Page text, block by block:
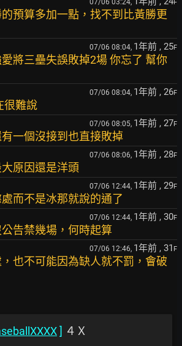
07/06 03:24, F
預算多加一點，找不到比黃勝更
07/06 08:04, 1年前 , 25F
將三壘失誤敗掉2場 你忘了 幫你
07/06 08:04, 1年前 , 26F
很難說
07/06 08:05, 1年前 , 27F
一個沒接到也直接敗掉
07/06 08:06, 1年前 , 28F
原因還是洋頭
07/06 12:44, 1年前 , 29F
而不是冰那就說的通了
07/06 12:44, 1年前 , 30F
告禁幾場，何時起算
07/06 12:46, 1年前 , 31 F
也不可能因為缺人就不罰，會破
] ４Ｘ